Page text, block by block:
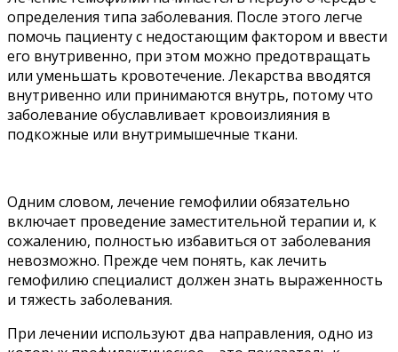
определения типа заболевания. После этого легче
помочь пациенту с недостающим фактором и ввести
его внутривенно, при этом можно предотвращать
или уменьшать кровотечение. Лекарства вводятся
внутривенно или принимаются внутрь, потому что
заболевание обуславливает кровоизлияния в
подкожные или внутримышечные ткани.
Одним словом, лечение гемофилии обязательно
включает проведение заместительной терапии и, к
сожалению, полностью избавиться от заболевания
невозможно. Прежде чем понять, как лечить
гемофилию специалист должен знать выраженность
и тяжесть заболевания.
При лечении используют два направления, одно из